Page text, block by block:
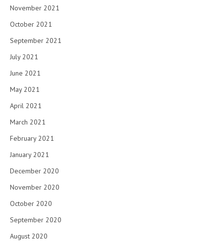
November 2021
October 2021
September 2021
July 2021
June 2021
May 2021
April 2021
March 2021
February 2021
January 2021
December 2020
November 2020
October 2020
September 2020
August 2020